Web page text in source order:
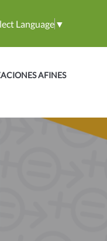
Language ▼
AFINES